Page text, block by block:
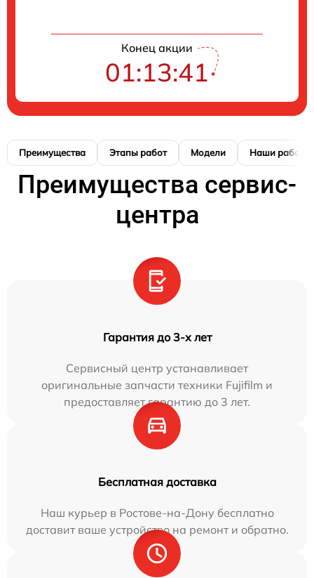
Конец акции
01:13:41
Преимущества Этапы работ Модели Наши работы
Преимущества сервис-
центра
Гарантия до 3-х лет
Сервисный центр устанавливает
оригинальные запчасти техники Fujifilm и
предоставляет гарантию до 3 лет.
Бесплатная доставка
Наш курьер в Ростове-на-Дону бесплатно
доставит ваше устройство на ремонт и обратно.